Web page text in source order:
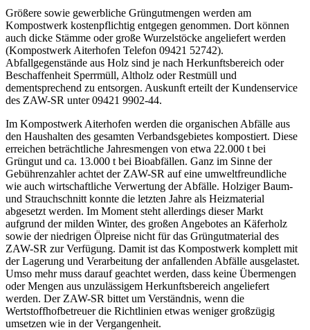
Größere sowie gewerbliche Grüngutmengen werden am
Kompostwerk kostenpflichtig entgegen genommen. Dort können
auch dicke Stämme oder große Wurzelstöcke angeliefert werden
(Kompostwerk Aiterhofen Telefon 09421 52742).
Abfallgegenstände aus Holz sind je nach Herkunftsbereich oder
Beschaffenheit Sperrmüll, Altholz oder Restmüll und
dementsprechend zu entsorgen. Auskunft erteilt der Kundenservice
des ZAW-SR unter 09421 9902-44.
Im Kompostwerk Aiterhofen werden die organischen Abfälle aus
den Haushalten des gesamten Verbandsgebietes kompostiert. Diese
erreichen beträchtliche Jahresmengen von etwa 22.000 t bei
Grüngut und ca. 13.000 t bei Bioabfällen. Ganz im Sinne der
Gebührenzahler achtet der ZAW-SR auf eine umweltfreundliche
wie auch wirtschaftliche Verwertung der Abfälle. Holziger Baum-
und Strauchschnitt konnte die letzten Jahre als Heizmaterial
abgesetzt werden. Im Moment steht allerdings dieser Markt
aufgrund der milden Winter, des großen Angebotes an Käferholz
sowie der niedrigen Ölpreise nicht für das Grüngutmaterial des
ZAW-SR zur Verfügung. Damit ist das Kompostwerk komplett mit
der Lagerung und Verarbeitung der anfallenden Abfälle ausgelastet.
Umso mehr muss darauf geachtet werden, dass keine Übermengen
oder Mengen aus unzulässigem Herkunftsbereich angeliefert
werden. Der ZAW-SR bittet um Verständnis, wenn die
Wertstoffhofbetreuer die Richtlinien etwas weniger großzügig
umsetzen wie in der Vergangenheit.